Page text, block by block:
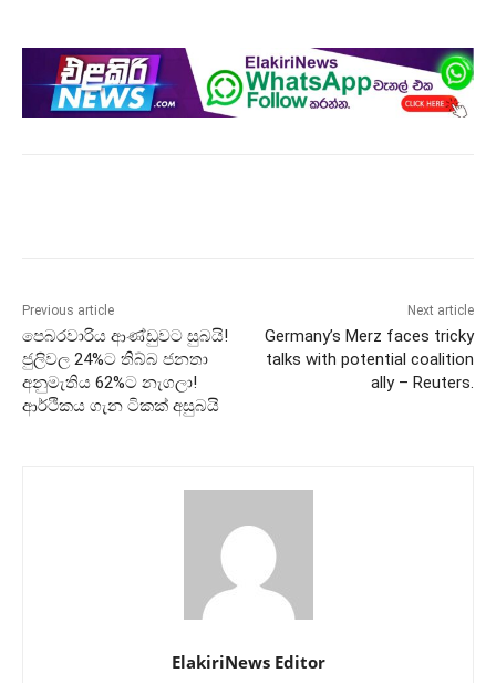
Previous article
පෙබරවාරිය ආණ්ඩුවට සුබයි!
ජුලිවල 24%ට තිබ්බ ජනතා
අනුමැතිය 62%ට නැගලා!
ආර්ථිකය ගැන ටිකක් අසුබයි
Next article
Germany’s Merz faces tricky
talks with potential coalition
ally – Reuters.
ElakiriNews Editor